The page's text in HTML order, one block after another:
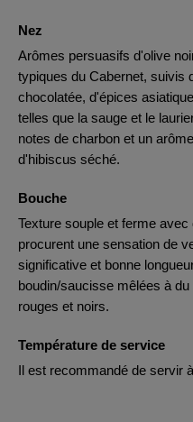
Nez
Arômes persuasifs d'olive
typiques du Cabernet, suivis
chocolatée, d'épices
telles que la sauge et le
notes de charbon et un
d'hibiscus séché.
Bouche
Texture souple et ferme
procurent une sensation de
significative et bonne
boudin/saucisse mêlées à
rouges et noirs.
Température de service
Il est recommandé de servir